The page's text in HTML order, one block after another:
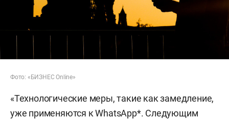
Фото: «БИЗНЕС Online»
«Технологические меры, такие как замедление,
уже применяются к WhatsApp*. Следующим